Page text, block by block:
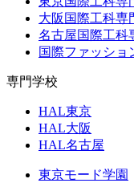
大阪国際工科専
名古屋国際工科
国際ファッショ
専門学校
HAL東京
HAL大阪
HAL名古屋
東京モード学園